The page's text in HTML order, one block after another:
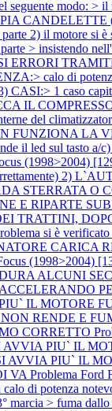
modo: >
2) il motore si è
> insistendo
ERRORI
calo di
CASI:> 1 caso
del
FUNZIONA
il led sul tasto a/c)
(1998>2004)
2)
STERRATA
RIPARTE
TRATTINI,
si è verificato
CARICA
ALCUNI
IL MOTORE
RENDE E
CORRETTO
AVVIA PIU` IL
PIU` IL
VA Problema
di potenza
> fuma